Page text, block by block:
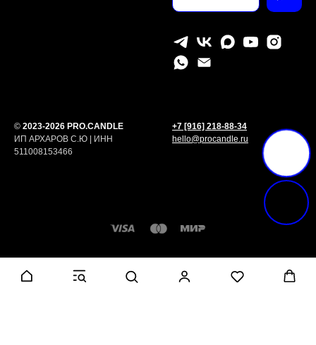
© 2023-2026 PRO.CANDLE
ИП АРХАРОВ С.Ю | ИНН
511008153466
+7 [916] 218-88-34
hello@procandle.ru
Made on Tilda